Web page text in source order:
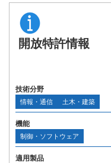
開放特許情報
技術分野
情報・通信 土木・建築
機能
制御・ソフトウェア
適用製品